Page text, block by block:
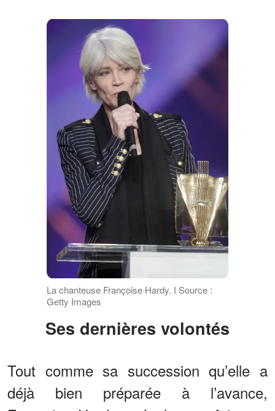
La chanteuse Françoise Hardy. І Source :
Getty Images
Ses dernières volontés
Tout comme sa succession qu’elle a
déjà bien préparée à l’avance,